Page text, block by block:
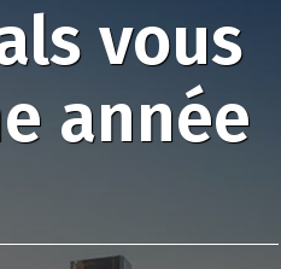
vous
année